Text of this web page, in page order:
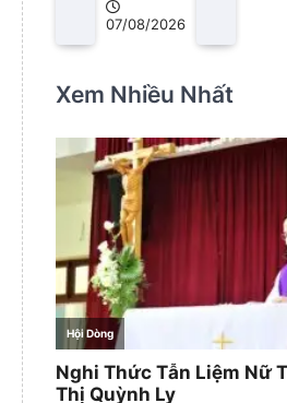
07/08/2026
Xem Nhiều Nhất